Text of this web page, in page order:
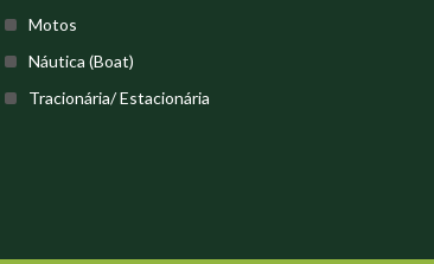
Motos
Náutica (Boat)
Tracionária/ Estacionária